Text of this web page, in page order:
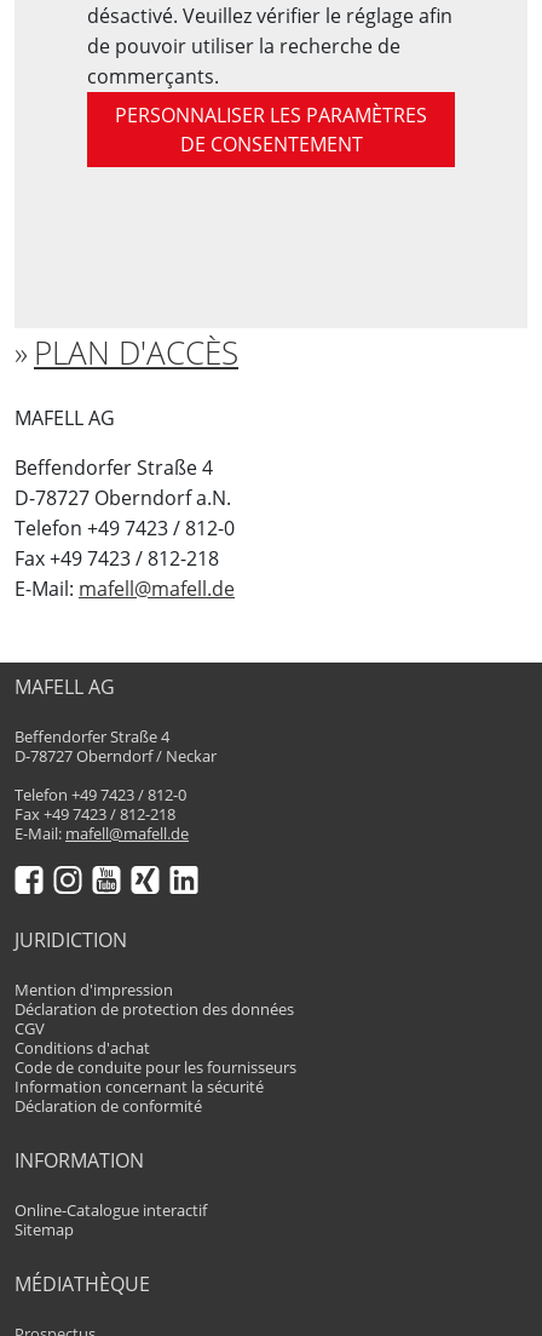
désactivé. Veuillez vérifier le réglage afin
de pouvoir utiliser la recherche de
commerçants.
PERSONNALISER LES PARAMÈTRES
DE CONSENTEMENT
PLAN D'ACCÈS
MAFELL AG
Beffendorfer Straße 4
D-78727 Oberndorf a.N.
Telefon +49 7423 / 812-0
Fax +49 7423 / 812-218
E-Mail: mafell@mafell.de
MAFELL AG
Beffendorfer Straße 4
D-78727 Oberndorf / Neckar
Telefon +49 7423 / 812-0
Fax +49 7423 / 812-218
E-Mail: mafell@mafell.de
JURIDICTION
Mention d'impression
Déclaration de protection des données
CGV
Conditions d'achat
Code de conduite pour les fournisseurs
Information concernant la sécurité
Déclaration de conformité
INFORMATION
Online-Catalogue interactif
Sitemap
MÉDIATHÈQUE